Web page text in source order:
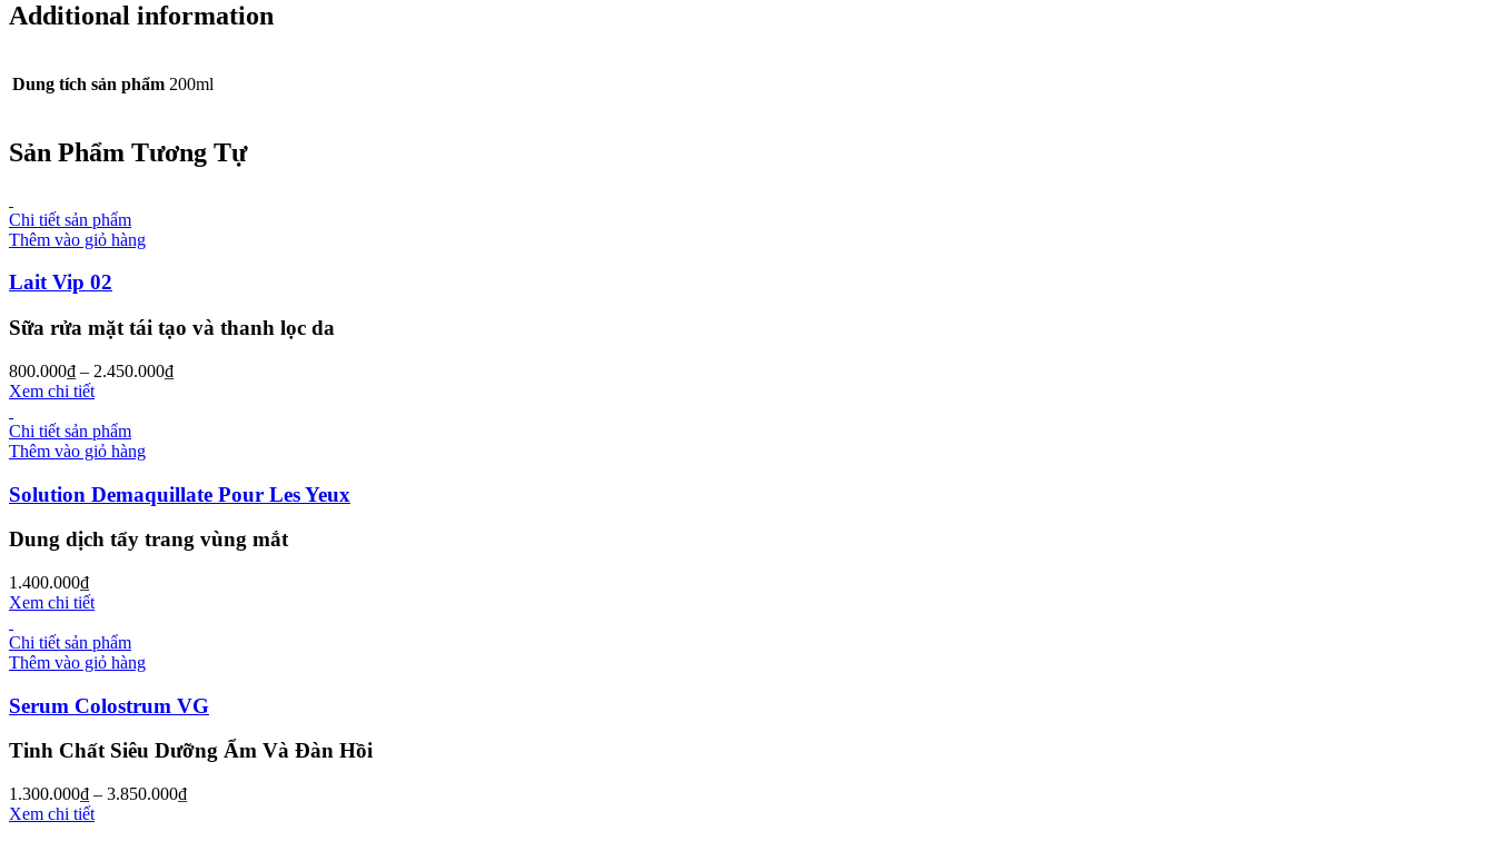
Additional information
Dung tích sản phẩm 200ml
Sản Phẩm Tương Tự
Chi tiết sản phẩm
Thêm vào giỏ hàng
Lait Vip 02
Sữa rửa mặt tái tạo và thanh lọc da
800.000₫ – 2.450.000₫
Xem chi tiết
Chi tiết sản phẩm
Thêm vào giỏ hàng
Solution Demaquillate Pour Les Yeux
Dung dịch tẩy trang vùng mắt
1.400.000₫
Xem chi tiết
Chi tiết sản phẩm
Thêm vào giỏ hàng
Serum Colostrum VG
Tinh Chất Siêu Dưỡng Ẩm Và Đàn Hồi
1.300.000₫ – 3.850.000₫
Xem chi tiết